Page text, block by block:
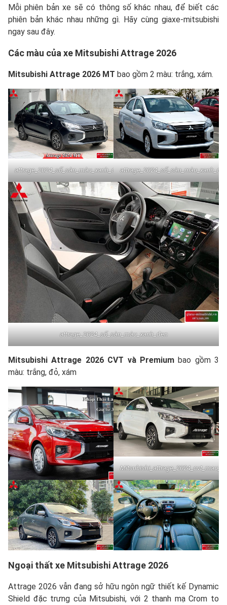
Mỗi phiên bản xe sẽ có thông số khác nhau, để biết các
phiên bản khác nhau những gì. Hãy cùng giaxe-mitsubishi
ngay sau đây.
Các màu của xe Mitsubishi Attrage 2026
Mitsubishi Attrage 2026 MT bao gồm 2 màu: trắng, xám.
attrage_2024_số_sàn_màu_xanh_đen
attrage_2024_số_sàn_màu_xanh_đen
Mitsubishi Attrage 2026 CVT và Premiumbao gồm 3
màu: trắng, đỏ, xám
Ngoại thất xe Mitsubishi Attrage 2026
Attrage 2026 vẫn đang sở hữu ngôn ngữ thiết kế Dynamic
Shield đặc trưng của Mitsubishi, với 2 thanh mạ Crom to